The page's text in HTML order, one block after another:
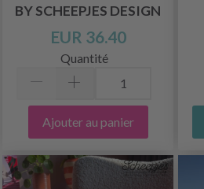
BY SCHEEPJES DESIGN
EUR 36.40
Quantité
Ajouter au panier